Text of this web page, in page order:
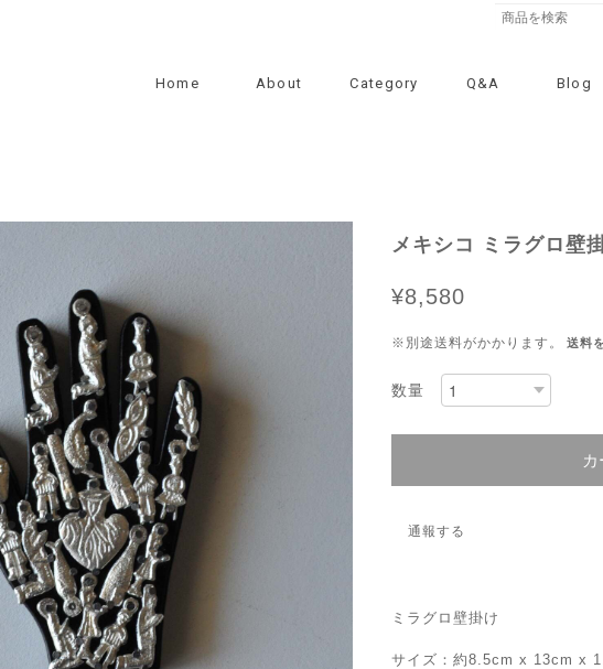
Home About Category Q&A Blog
メキシコ ミラグロ壁
¥8,580
※別途送料がかかります。 送料
数量
通報する
ミラグロ壁掛け
サイズ：約8.5cm x 13cm x